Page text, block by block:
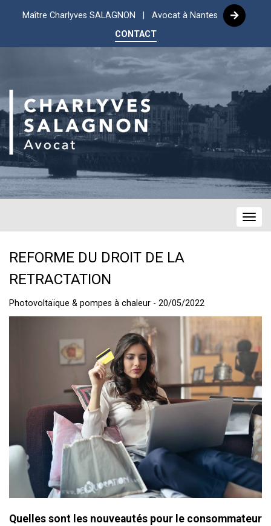
Maître Charlyves SALAGNON | Avocat à Nantes
CONTACT
REFORME DU DROIT DE LA
RETRACTATION
Photovoltaïque & pompes à chaleur - 20/05/2022
Quelles sont les nouveautés pour le consommateur